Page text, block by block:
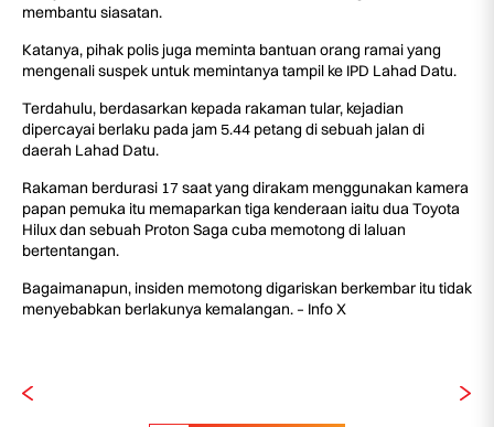
membantu siasatan.
Katanya, pihak polis juga meminta bantuan orang ramai yang
mengenali suspek untuk memintanya tampil ke IPD Lahad Datu.
Terdahulu, berdasarkan kepada rakaman tular, kejadian
dipercayai berlaku pada jam 5.44 petang di sebuah jalan di
daerah Lahad Datu.
Rakaman berdurasi 17 saat yang dirakam menggunakan kamera
papan pemuka itu memaparkan tiga kenderaan iaitu dua Toyota
Hilux dan sebuah Proton Saga cuba memotong di laluan
bertentangan.
Bagaimanapun, insiden memotong digariskan berkembar itu tidak
menyebabkan berlakunya kemalangan. – Info X